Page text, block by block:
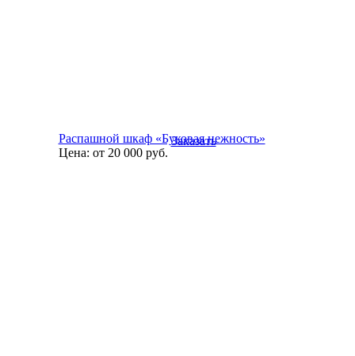
Распашной шкаф «Буковая нежность»
Цена: от 20 000руб.
Заказать